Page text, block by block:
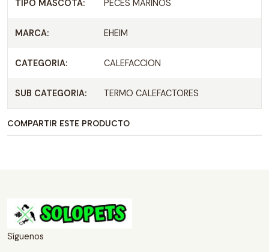
TIPO MASCOTA: PECES MARINOS
MARCA: EHEIM
CATEGORIA: CALEFACCION
SUB CATEGORIA: TERMO CALEFACTORES
COMPARTIR ESTE PRODUCTO
Síguenos